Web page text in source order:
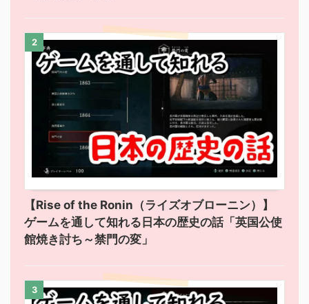
2
【Rise of the Ronin（ライズオブローニン）】
ゲームを通して知れる日本の歴史の話「英国公使
館焼き討ち～禁門の変」
3